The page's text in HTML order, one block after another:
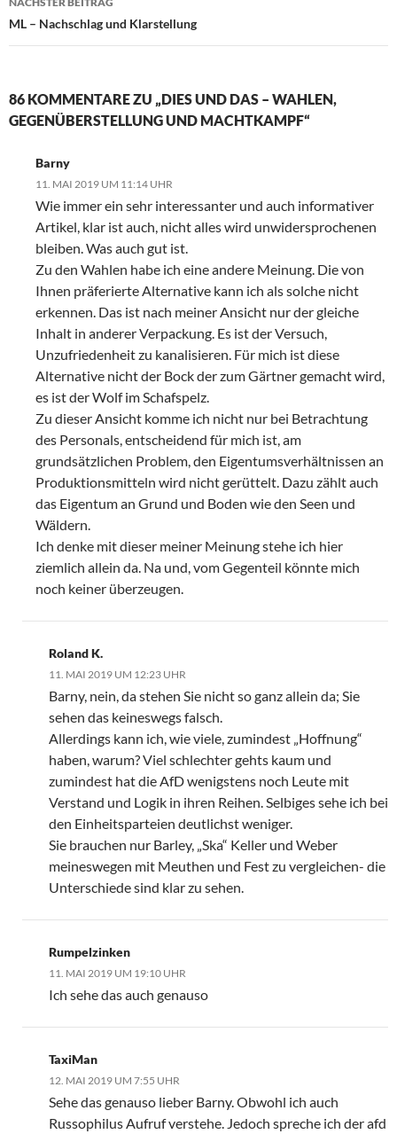
ML – Nachschlag und Klarstellung
86 KOMMENTARE ZU „DIES UND DAS – WAHLEN,
GEGENÜBERSTELLUNG UND MACHTKAMPF“
Barny
11. MAI 2019 UM 11:14 UHR
Wie immer ein sehr interessanter und auch informativer
Artikel, klar ist auch, nicht alles wird unwidersprochenen
bleiben. Was auch gut ist.
Zu den Wahlen habe ich eine andere Meinung. Die von
Ihnen präferierte Alternative kann ich als solche nicht
erkennen. Das ist nach meiner Ansicht nur der gleiche
Inhalt in anderer Verpackung. Es ist der Versuch,
Unzufriedenheit zu kanalisieren. Für mich ist diese
Alternative nicht der Bock der zum Gärtner gemacht wird,
es ist der Wolf im Schafspelz.
Zu dieser Ansicht komme ich nicht nur bei Betrachtung
des Personals, entscheidend für mich ist, am
grundsätzlichen Problem, den Eigentumsverhältnissen an
Produktionsmitteln wird nicht gerüttelt. Dazu zählt auch
das Eigentum an Grund und Boden wie den Seen und
Wäldern.
Ich denke mit dieser meiner Meinung stehe ich hier
ziemlich allein da. Na und, vom Gegenteil könnte mich
noch keiner überzeugen.
Roland K.
11. MAI 2019 UM 12:23 UHR
Barny, nein, da stehen Sie nicht so ganz allein da; Sie
sehen das keineswegs falsch.
Allerdings kann ich, wie viele, zumindest „Hoffnung“
haben, warum? Viel schlechter gehts kaum und
zumindest hat die AfD wenigstens noch Leute mit
Verstand und Logik in ihren Reihen. Selbiges sehe ich bei
den Einheitsparteien deutlichst weniger.
Sie brauchen nur Barley, „Ska“ Keller und Weber
meineswegen mit Meuthen und Fest zu vergleichen- die
Unterschiede sind klar zu sehen.
Rumpelzinken
11. MAI 2019 UM 19:10 UHR
Ich sehe das auch genauso
TaxiMan
12. MAI 2019 UM 7:55 UHR
Sehe das genauso lieber Barny. Obwohl ich auch
Russophilus Aufruf verstehe. Jedoch spreche ich der afd